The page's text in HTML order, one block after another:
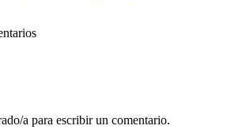
a para escribir un comentario.